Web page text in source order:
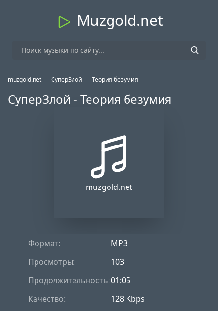
Muzgold.net
muzgold.net - СуперЗлой - Теория безумия
СуперЗлой - Теория безумия
muzgold.net
Формат:
MP3
Просмотры:
103
Продолжительность:01:05
Качество:
128 Kbps